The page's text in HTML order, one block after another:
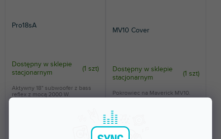
Pro18sA
Dostępny w sklepie
stacjonarnym
(1 szt)
Aktywny 18" subwoofer z bass
reflex z mocą 2000 W.
MV10 Cover
Dostępny w sklepie
stacjonarnym
(1 szt)
191 zł
Pokrowiec na Maverick MV10.